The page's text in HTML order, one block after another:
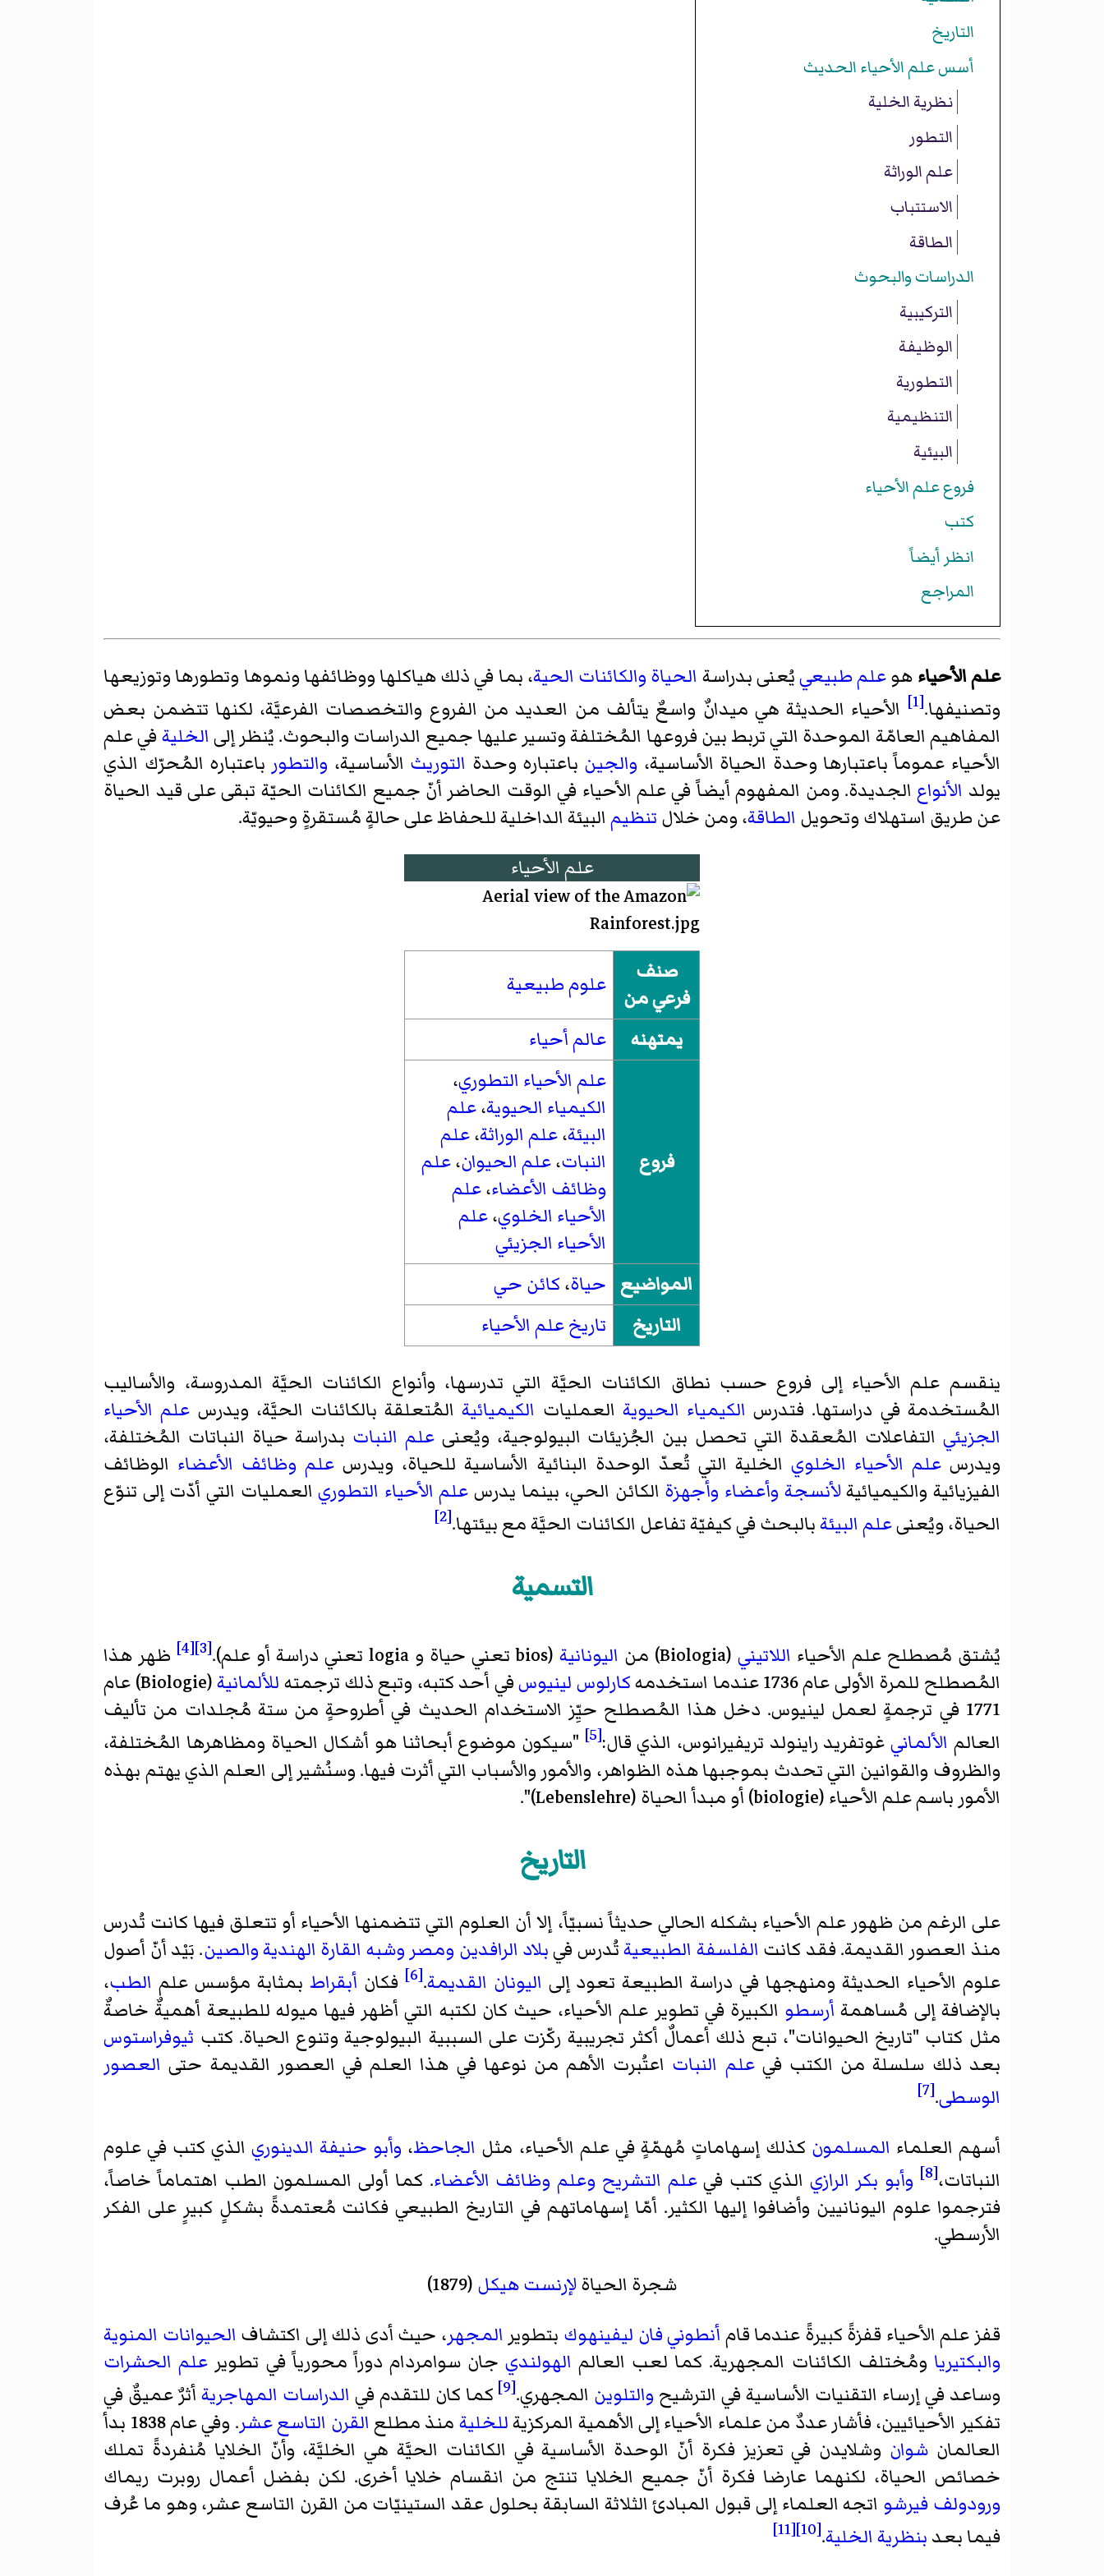
التاريخ
أسس علم الأحياء الحديث
نظرية الخلية
التطور
علم الوراثة
الاستتباب
الطاقة
الدراسات والبحوث
التركيبية
الوظيفة
التطورية
التنظيمية
البيئية
فروع علم الأحياء
كتب
انظر أيضاً
المراجع
علم الأحياء هوعلم طبيعييُعنى بدراسة الحياة والكائنات الحية، بما في ذلك هياكلها ووظائفها ونموها وتطورها وتوزيعها
وتصنيفها.[1]
الأحياء الحديثة هي ميدانٌ واسعٌ يتألف من العديد من الفروع والتخصصات الفرعيَّة، لكنها تتضمن بعض
المفاهيم العامّة الموحدة التي تربط بين فروعها المُختلفة وتسير عليها جميع الدراسات والبحوث. يُنظر إلى الخلية في علم
الأحياء عموماً باعتبارها وحدة الحياة الأساسية، والجين باعتباره وحدة التوريث الأساسية، والتطور باعتباره المُحرّك الذي
يولد الأنواع الجديدة. ومن المفهوم أيضاً في علم الأحياء في الوقت الحاضر أنّ جميع الكائنات الحيّة تبقى على قيد الحياة
عن طريق استهلاك وتحويل الطاقة، ومن خلال تنظيم البيئة الداخلية للحفاظ على حالةٍ مُستقرةٍ وحيويّة.
علم الأحياء
صنف
فرعي من
علوم طبيعية
يمتهنه عالم أحياء
فروع
علم الأحياء التطوري،
الكيمياء الحيوية،علم
البيئة،علم الوراثة،علم
النبات،علم الحيوان،علم
وظائف الأعضاء،علم
الأحياء الخلوي،علم
الأحياء الجزيئي
المواضيع حياة، كائن حي
التاريخ
تاريخ علم الأحياء
ينقسم علم الأحياء إلى فروع حسب نطاق الكائنات الحيَّة التي تدرسها، وأنواع الكائنات الحيَّة المدروسة، والأساليب
المُستخدمة في دراستها. فتدرس الكيمياء الحيوية العمليات الكيميائيةالمُتعلقة بالكائنات الحيَّة، ويدرس علم الأحياء
الجزيئي التفاعلات المُعقدة التي تحصل بين الجُزيئات البيولوجية، ويُعنى علم النبات بدراسة حياة النباتات المُختلفة،
ويدرسعلم الأحياء الخلوي الخلية التي تُعدّ الوحدة البنائية الأساسية للحياة، ويدرس علم وظائف الأعضاء الوظائف
الفيزيائية والكيميائية لأنسجة وأعضاء وأجهزة الكائن الحي، بينما يدرس علم الأحياء التطوريالعمليات التي أدّت إلى تنوّع
الحياة، ويُعنىعلم البيئةبالبحث في كيفيّة تفاعل الكائنات الحيَّة مع بيئتها.[2]
التسمية
يُشتق مُصطلح علم الأحياء اللاتيني(Biologia) من اليونانية(bios تعني حياة و logia تعني دراسة أو علم). [3]
[4]
ظهر هذا
المُصطلح للمرة الأولى عام 1736 عندما استخدمه
كارلوس لينيوسفي أحد كتبه، وتبع ذلك ترجمته للألمانية
(Biologie) عام
1771 في ترجمةٍ لعمل لينيوس. دخل هذا المُصطلح حيِّز الاستخدام الحديث في أطروحةٍ من ستة مُجلدات من تأليف
العالم الألمانيغوتفريد راينولد تريفيرانوس، الذي قال:[5]
"سيكون موضوع أبحاثنا هو أشكال الحياة ومظاهرها المُختلفة،
والظروف والقوانين التي تحدث بموجبها هذه الظواهر، والأمور والأسباب التي أثرت فيها. وسنُشير إلى العلم الذي يهتم بهذه
الأمور باسم علم الأحياء (biologie) أو مبدأ الحياة (Lebenslehre)".
التاريخ
على الرغم من ظهور علم الأحياء بشكله الحالي حديثاً نسبيّاً، إلا أن العلوم التي تتضمنها الأحياء أو تتعلق فيها كانت تُدرس
منذ العصور القديمة. فقد كانت الفلسفة الطبيعيةتُدرس فيبلاد الرافدين ومصر وشبه القارة الهنديةوالصين. بَيْد أنّ أصول
علوم الأحياء الحديثة ومنهجها في دراسة الطبيعة تعود إلى اليونان القديمة.
[6] فكان أبقراط بمثابة مؤسس علم الطب،
بالإضافة إلى مُساهمة أرسطو الكبيرة في تطوير علم الأحياء، حيث كان لكتبه التي أظهر فيها ميوله للطبيعة أهميةٌ خاصةٌ
مثل كتاب "تاريخ الحيوانات"، تبع ذلك أعمالٌ أكثر تجريبية ركّزت على السببية البيولوجية وتنوع الحياة. كتب ثيوفراستوس
بعد ذلك سلسلة من الكتب فيعلم النبات اعتُبرت الأهم من نوعها في هذا العلم في العصور القديمة حتى العصور
الوسطى.
[7]
أسهم العلماء المسلمون كذلك إسهاماتٍ مُهمّةٍ في علم الأحياء، مثل الجاحظ، وأبو حنيفة الدينوريالذي كتب في علوم
النباتات،[8] وأبو بكر الرازي الذي كتب فيعلم التشريح وعلم وظائف الأعضاء. كما أولى المسلمون الطب اهتماماً خاصاً،
فترجموا علوم اليونانيين وأضافوا إليها الكثير. أمّا إسهاماتهم في التاريخ الطبيعي فكانت مُعتمدةً بشكلٍ كبيرٍ على الفكر
الأرسطي.
شجرة الحياة لإرنست هيكل (1879)
قفز علم الأحياء قفزةً كبيرةً عندما قام أنطوني فان ليفينهوك بتطوير المجهر، حيث أدى ذلك إلى اكتشاف الحيوانات المنوية
والبكتيريا ومُختلف الكائنات المجهرية. كما لعب العالم الهولندي جان سوامردام دوراً محورياً في تطوير علم الحشرات
وساعد في إرساء التقنيات الأساسية في الترشيح والتلوين المجهري.[9] كما كان للتقدم في الدراسات المهاجرية أثرٌ عميقٌ في
تفكير الأحيائيين، فأشار عددٌ من علماء الأحياء إلى الأهمية المركزيةللخلية منذ مطلع القرن التاسع عشر
. وفي عام 1838 بدأ
العالمانشوان وشلايدن في تعزيز فكرة أنّ الوحدة الأساسية في الكائنات الحيَّة هي الخليَّة، وأنّ الخلايا مُنفردةً تملك
خصائص الحياة، لكنهما عارضا فكرة أنّ جميع الخلايا تنتج من انقسام خلايا أخرى. لكن بفضل أعمال روبرت ريماك
ورودولف فيرشو اتجه العلماء إلى قبول المبادئ الثلاثة السابقة بحلول عقد الستينيّات من القرن التاسع عشر، وهو ما عُرف
فيما بعد بنظرية الخلية.
[10]
[11]